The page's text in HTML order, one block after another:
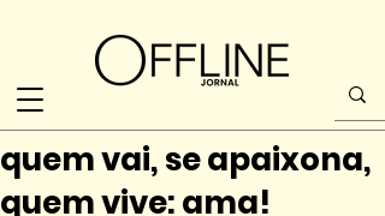
quem vai, se apaixona,
quem vive: ama!